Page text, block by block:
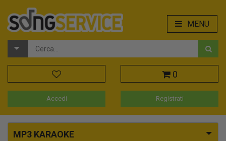
MENU
0
Accedi Registrati
MP3 KARAOKE